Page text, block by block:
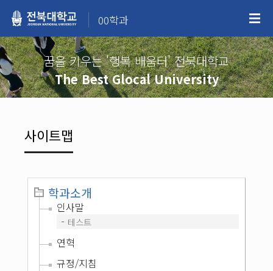
00학과
꿈을 키우는 '행복 배움터' 전북대학교
The Best Glocal University
사이트맵
학과소개
인사말
테스트
연혁
규정/지침